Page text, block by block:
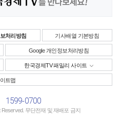
처리방침 기사배열 기본방침
Google 개인정보처리방침
한국경제TV 패밀리 사이트
트맵
1599-0700
Reserved. 무단전재 및 재배포 금지